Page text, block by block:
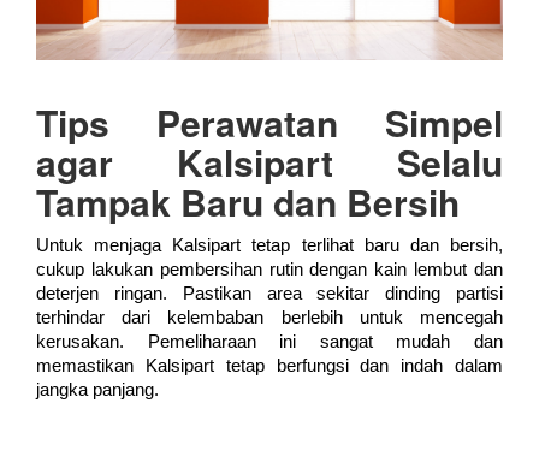
Tips Perawatan Simpel
agar Kalsipart Selalu
Tampak Baru dan Bersih
Untuk menjaga Kalsipart tetap terlihat baru dan bersih,
cukup lakukan pembersihan rutin dengan kain lembut dan
deterjen ringan. Pastikan area sekitar dinding partisi
terhindar dari kelembaban berlebih untuk mencegah
kerusakan. Pemeliharaan ini sangat mudah dan
memastikan Kalsipart tetap berfungsi dan indah dalam
jangka panjang.